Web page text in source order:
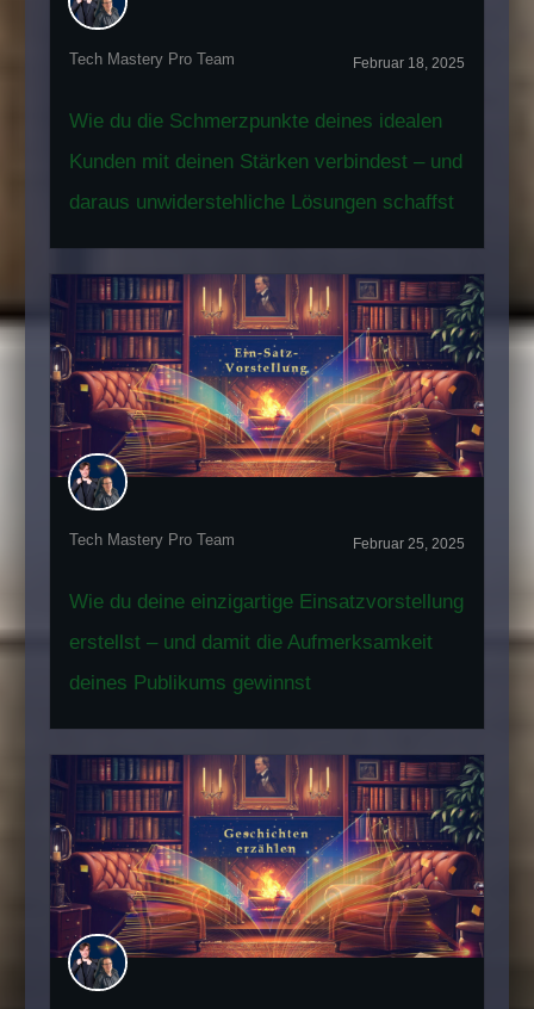
Tech Mastery Pro Team Februar 18, 2025
Wie du die Schmerzpunkte deines idealen
Kunden mit deinen Stärken verbindest – und
daraus unwiderstehliche Lösungen schaffst
Tech Mastery Pro Team Februar 25, 2025
Wie du deine einzigartige Einsatzvorstellung
erstellst – und damit die Aufmerksamkeit
deines Publikums gewinnst